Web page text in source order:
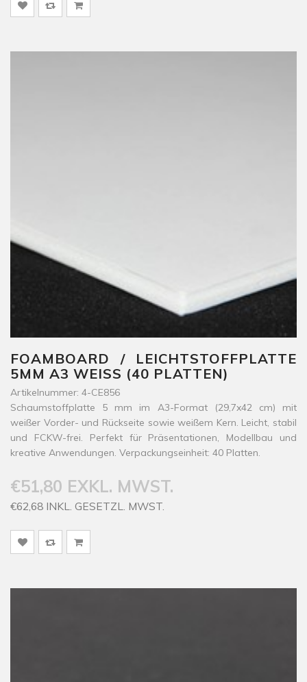
FOAMBOARD / LEICHTSTOFFPLATTE
5MM A3 WEISS (40 PLATTEN)
Artikelnummer: 4-CE856
Schaumstoffplatte 5 mm im A3-Format (29,7x42 cm) mit
weißer Vorder- und Rückseite sowie weißem Kern. Leicht, stabil
und FCKW-frei. Perfekt für Präsentationen, Modellbau und
kreative Anwendungen. Verpackungseinheit: 40 Platten.
€51,80 EXKL. MWST.
€62,68 INKL. GESETZL. MWST.